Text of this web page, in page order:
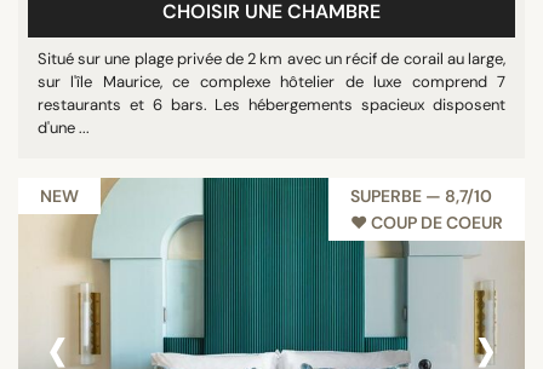
CHOISIR UNE CHAMBRE
Situé sur une plage privée de 2 km avec un récif de corail au large,
sur l'île Maurice, ce complexe hôtelier de luxe comprend 7
restaurants et 6 bars. Les hébergements spacieux disposent
d'une ...
NEW
SUPERBE — 8,7/10
♥︎ COUP DE COEUR